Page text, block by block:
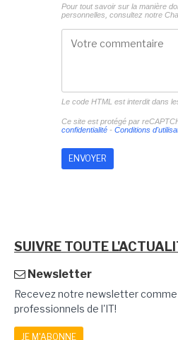
Pour tout savoir sur la manière
personnelles, consultez notre
Le code HTML est interdit dans
Ce site est protégé par
confidentialité- Conditions
SUIVRE TOUTE
Newsletter
Recevez notre newsletter
professionnels de l'IT!
JE M'ABONNE